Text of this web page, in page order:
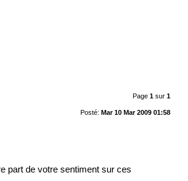
Page 1sur 1
Posté: Mar 10 Mar 2009 01:58
part de votre sentiment sur ces